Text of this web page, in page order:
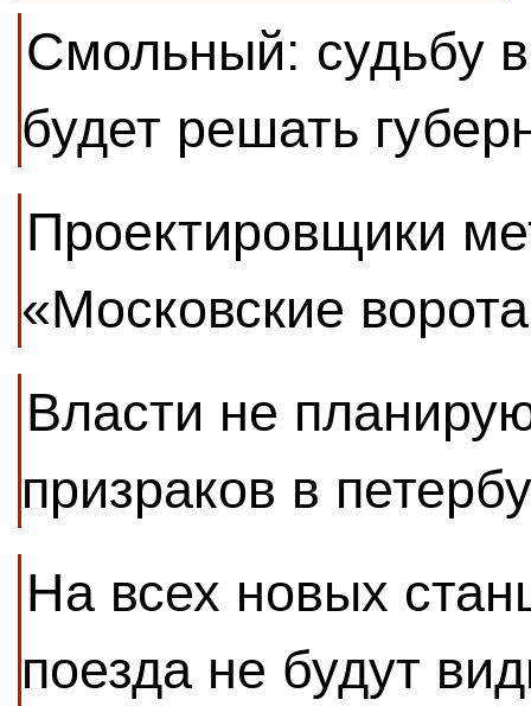
Смольный: судьбу
будет решать
Проектировщики
«Московские
Власти не
призраков в
На всех новых
поезда не будут